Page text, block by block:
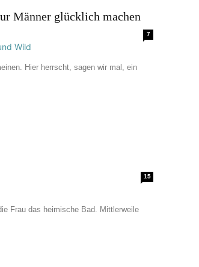
Männer glücklich machen
7
Hier herrscht, sagen wir mal, ein
15
Frau das heimische Bad. Mittlerweile